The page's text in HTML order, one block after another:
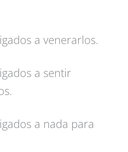
a venerarlos.
a sentir
a nada para